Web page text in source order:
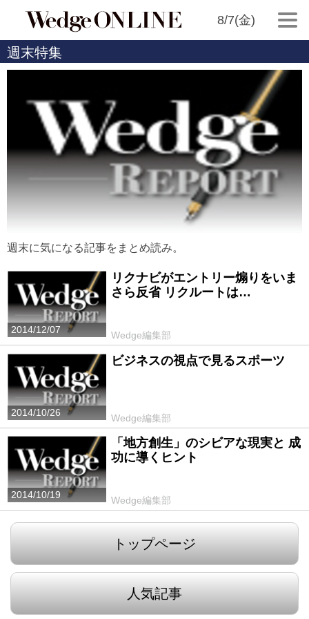
8/7(金)
週末特集
週末に気になる記事をまとめ読み。
2014/12/07
リクナビがエントリー煽りをいま
さら反省 リクルートは…
Wedge編集部
2014/10/26
ビジネスの視点で見るスポーツ
Wedge編集部
2014/10/19
「地方創生」のシビアな現実と 成
功に導くヒント
Wedge編集部
トップページ
人気記事